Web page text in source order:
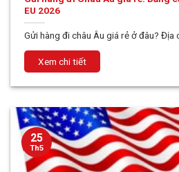
EU 2026
Gửi hàng đi châu Âu giá rẻ ở đâu? Địa
25
Th5